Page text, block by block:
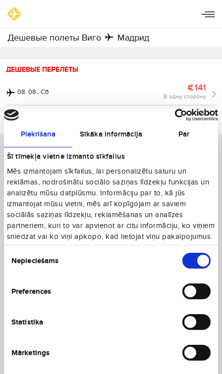
Piekrišana Sīkāka informācija Par
Šī tīmekļa vietne izmanto sīkfailus
Mēs izmantojam sīkfailus, lai personalizētu saturu un
reklāmas, nodrošinātu sociālo saziņas līdzekļu funkcijas un
analizētu mūsu datplūsmu. Informāciju par to, kā jūs
izmantojat mūsu vietni, mēs arī kopīgojam ar saviem
sociālās saziņas līdzekļu, reklamēšanas un analīzes
partneriem, kuri to var apvienot ar citu informāciju, ko viņiem
sniedzat vai ko viņi apkopo, kad lietojat viņu pakalpojumus.
izvēle
Nepieciešams
Preferences
Statistika
Mārketings
Дешевые полеты Виго Мадрид
ДЕШЕВЫЕ ПЕРЕЛЕТЫ
08. 08., Сб €141
В одну сторону
14. 08., Пт €141
В одну сторону